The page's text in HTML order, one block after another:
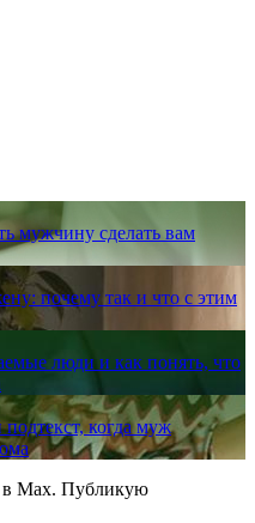
мужчину сделать вам
почему так и что с этим
люди и как понять, что
когда муж
в Max. Публикую